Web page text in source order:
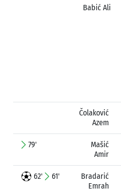
Babić Ali
Čolaković
Azem
79'
Mašić
Amir
62' 61'
Bradarić
Emrah